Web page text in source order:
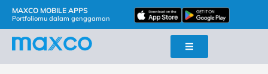
MAXCO MOBILE APPS
Portfoliomu dalam genggaman